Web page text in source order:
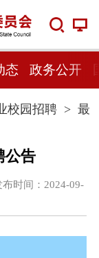
态 政务公开
校园招聘> 最
公告
时间：2024-09-